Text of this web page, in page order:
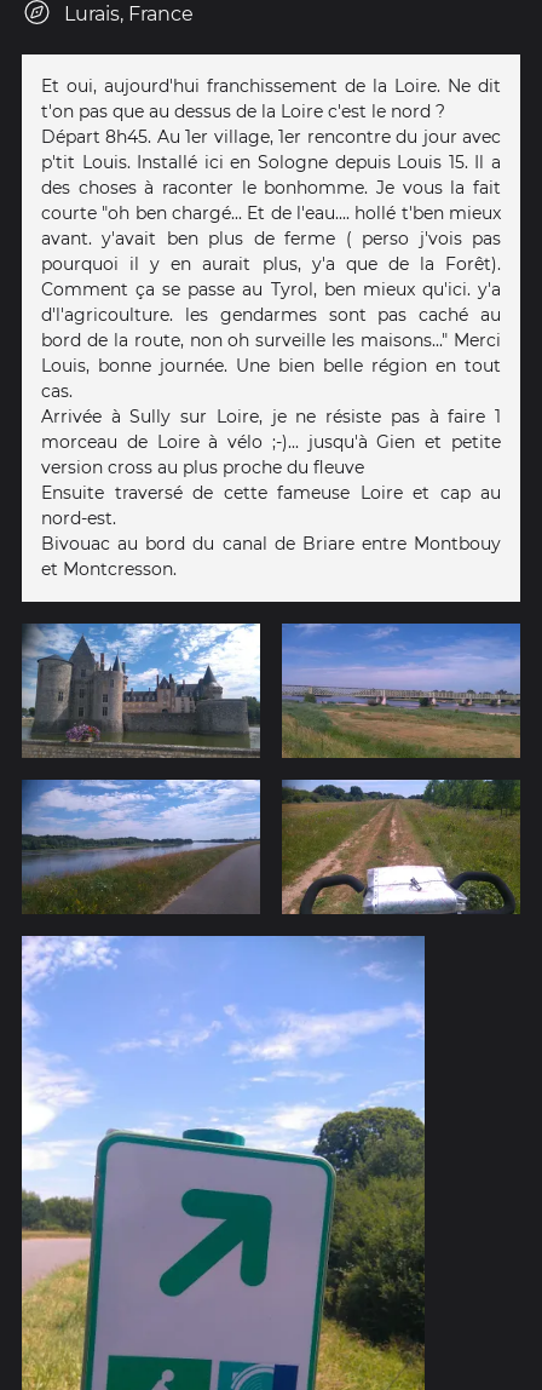
Lurais, France
Et oui, aujourd'hui franchissement de la Loire. Ne dit
t'on pas que au dessus de la Loire c'est le nord ?
Départ 8h45. Au 1er village, 1er rencontre du jour avec
p'tit Louis. Installé ici en Sologne depuis Louis 15. Il a
des choses à raconter le bonhomme. Je vous la fait
courte "oh ben chargé... Et de l'eau.... hollé t'ben mieux
avant. y'avait ben plus de ferme ( perso j'vois pas
pourquoi il y en aurait plus, y'a que de la Forêt).
Comment ça se passe au Tyrol, ben mieux qu'ici. y'a
d'l'agricoulture. les gendarmes sont pas caché au
bord de la route, non oh surveille les maisons..." Merci
Louis, bonne journée. Une bien belle région en tout
cas.
Arrivée à Sully sur Loire, je ne résiste pas à faire 1
morceau de Loire à vélo ;-)... jusqu'à Gien et petite
version cross au plus proche du fleuve
Ensuite traversé de cette fameuse Loire et cap au
nord-est.
Bivouac au bord du canal de Briare entre Montbouy
et Montcresson.